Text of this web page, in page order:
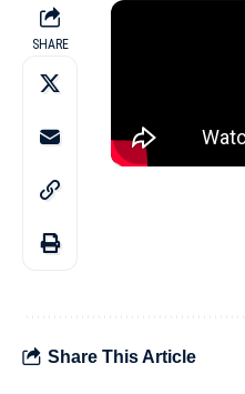
SHARE
Share This Article